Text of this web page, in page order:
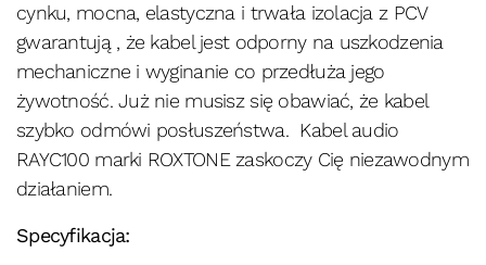
cynku, mocna, elastyczna i trwała izolacja z PCV
gwarantują , że kabel jest odporny na uszkodzenia
mechaniczne i wyginanie co przedłuża jego
żywotność. Już nie musisz się obawiać, że kabel
szybko odmówi posłuszeństwa. Kabel audio
RAYC100 marki ROXTONE zaskoczy Cię niezawodnym
działaniem.
Specyfikacja: